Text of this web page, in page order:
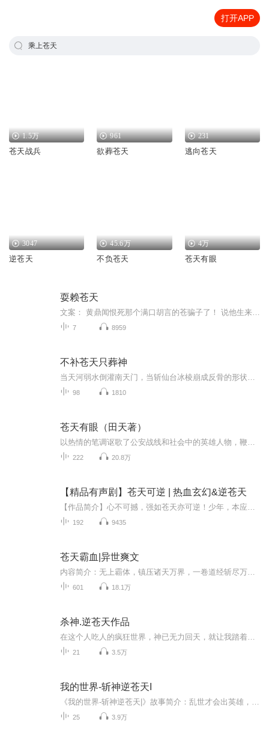
打开APP
乘上苍天
1.5万
苍天战兵
961
欲葬苍天
231
逃向苍天
3047
逆苍天
45.6万
不负苍天
4万
苍天有眼
耍赖苍天
7 8959
不补苍天只葬神
98 1810
苍天有眼（田天著）
222 20.8万
【精品有声剧】苍天可逆 | 热血玄幻&逆苍天
192 9435
苍天霸血|异世爽文
601 18.1万
杀神.逆苍天作品
21 3.5万
我的世界-斩神逆苍天I
25 3.9万